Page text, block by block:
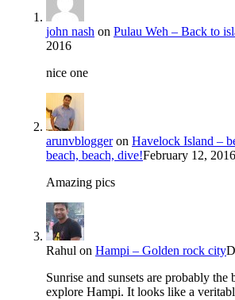
john nash on Pulau Weh – Back to
2016
nice one
arunvbloggeron Havelock Island –
beach, beach, dive!February 12, 2016
Amazing pics
Rahul on Hampi – Golden rock city
Sunrise and sunsets are probably the
explore Hampi. It looks like a